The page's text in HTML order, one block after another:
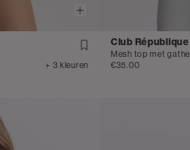
+ 3 kleuren
Club République
Mesh top met
€35.00